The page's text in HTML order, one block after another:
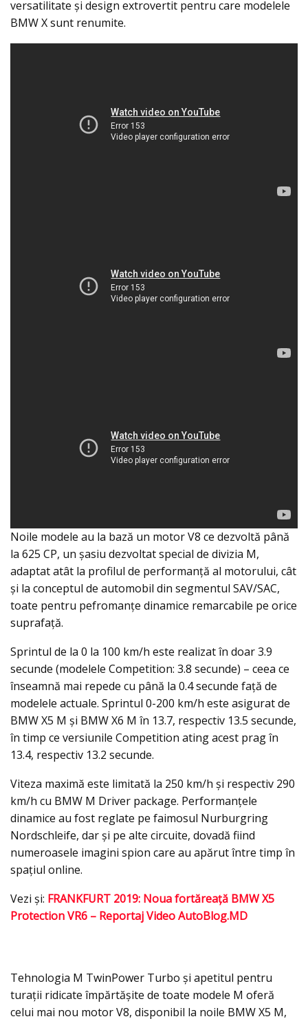
versatilitate şi design extrovertit pentru care modelele
BMW X sunt renumite.
Noile modele au la bază un motor V8 ce dezvoltă până
la 625 CP, un şasiu dezvoltat special de divizia M,
adaptat atât la profilul de performanţă al motorului, cât
şi la conceptul de automobil din segmentul SAV/SAC,
toate pentru pefromanţe dinamice remarcabile pe orice
suprafaţă.
Sprintul de la 0 la 100 km/h este realizat în doar 3.9
secunde (modelele Competition: 3.8 secunde) – ceea ce
înseamnă mai repede cu până la 0.4 secunde faţă de
modelele actuale. Sprintul 0-200 km/h este asigurat de
BMW X5 M şi BMW X6 M în 13.7, respectiv 13.5 secunde,
în timp ce versiunile Competition ating acest prag în
13.4, respectiv 13.2 secunde.
Viteza maximă este limitată la 250 km/h şi respectiv 290
km/h cu BMW M Driver package. Performanţele
dinamice au fost reglate pe faimosul Nurburgring
Nordschleife, dar şi pe alte circuite, dovadă fiind
numeroasele imagini spion care au apărut între timp în
spaţiul online.
Vezi şi: FRANKFURT 2019: Noua fortăreaţă BMW X5
Protection VR6 – Reportaj Video AutoBlog.MD
Tehnologia M TwinPower Turbo şi apetitul pentru
turaţii ridicate împărtăşite de toate modele M oferă
celui mai nou motor V8, disponibil la noile BMW X5 M,